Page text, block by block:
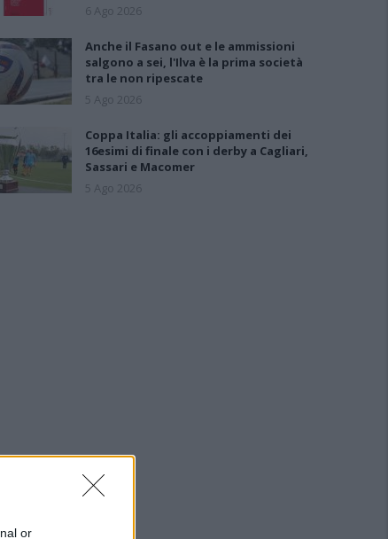
or
6 Ago 2026
Anche il Fasano out e le ammissioni
salgono a sei, l'Ilva è la prima società
tra le non ripescate
5 Ago 2026
Coppa Italia: gli accoppiamenti dei
16esimi di finale con i derby a Cagliari,
Sassari e Macomer
5 Ago 2026
Diario Sportivo: